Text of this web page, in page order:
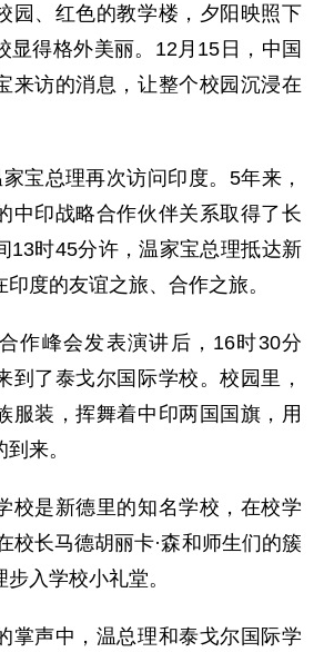
、红色的教学楼，夕阳映照下
显得格外美丽。12月15日，中国
来访的消息，让整个校园沉浸在
总理再次访问印度。5年来，
中印战略合作伙伴关系取得了长
13时45分许，温家宝总理抵达新
度的友谊之旅、合作之旅。
峰会发表演讲后，16时30分
到了泰戈尔国际学校。校园里，
服装，挥舞着中印两国国旗，用
来。
是新德里的知名学校，在校学
校长马德胡丽卡·森和师生们的簇
入学校小礼堂。
声中，温总理和泰戈尔国际学